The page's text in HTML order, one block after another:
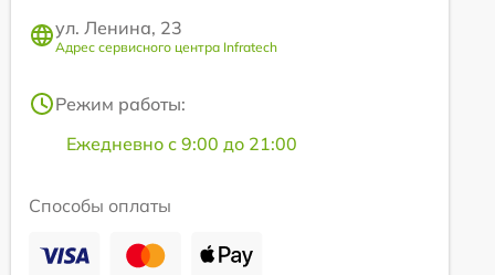
ул. Ленина, 23
Адрес сервисного центра Infratech
Режим работы:
Ежедневно с 9:00 до 21:00
Способы оплаты